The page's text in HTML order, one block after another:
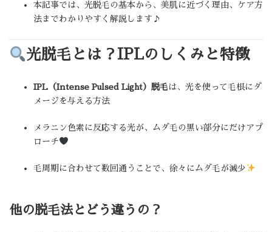
本記事では、光脱毛の基本から、美肌に近づく理由、ケア方
法までわかりやすく解説します♪
光脱毛とは？IPLのしくみと特徴
IPL（Intense Pulsed Light）脱毛 は、光を使って毛根にダ
メージを与える方法
メラニン色素に反応する光が、ムダ毛の黒い部分にだけアプ
ローチ
毛周期に合わせて数回通うことで、徐々にムダ毛が減少
他の脱毛法とどう違うの？